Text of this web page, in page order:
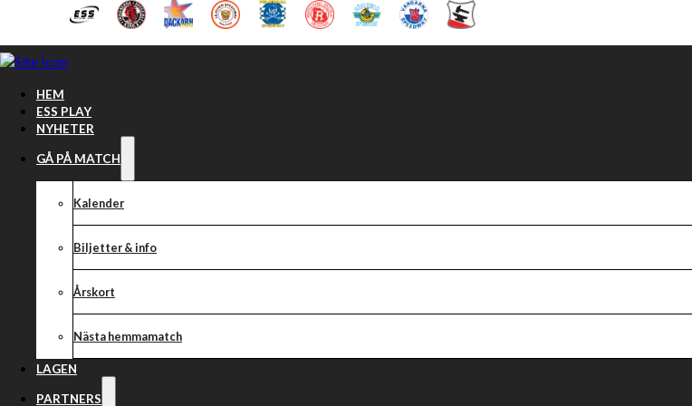
Hoppa till huvudinnehåll Hoppa till sidfot
HEM
ESS PLAY
NYHETER
GÅ PÅ MATCH
Kalender
Biljetter & info
Årskort
Nästa hemmamatch
LAGEN
PARTNERS